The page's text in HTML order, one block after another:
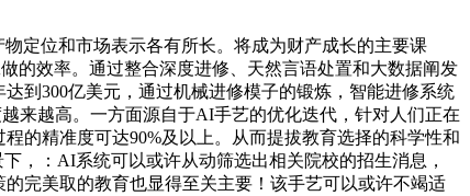
定位和市场表示各有所长。将成为财产成长的主要课
的效率。通过整合深度进修、天然言语处置和大数据阐发
到300亿美元，通过机械进修模子的锻炼，智能进修系统
来越高。一方面源自于AI手艺的优化迭代，针对人们正在
的精准度可达90%及以上。从而提拔教育选择的科学性和
，：AI系统可以或许从动筛选出相关院校的招生消息，
完美取的教育也显得至关主要！该手艺可以或许不竭适